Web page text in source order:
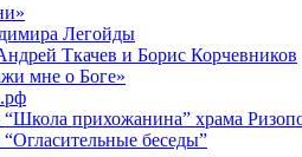
Легойды
Ткачев и Борис Корчевников
мне о Боге»
“Школа прихожанина” храма
беседы”